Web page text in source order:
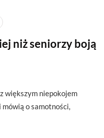
niż seniorzy boją
większym niepokojem
mówią o samotności,